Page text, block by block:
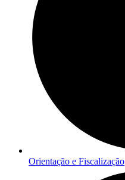
Orientação e Fiscalização